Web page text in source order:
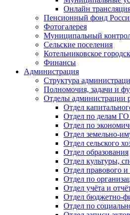
Онлайн
Пенсионный фонд
Фотогалерея
Муниципальный
Сельские поселения
Котельниковское
Финансы
Администрация
Структура
Полномочия, задачи и
Отделы администрации
Отдел
Отдел по делам
Отдел по
Отдел земельно-
Отдел сельского
Отдел образования
Отдел культуры,
Отдел правового и
Отдел по
Отдел учёта и
Отдел бюджетно-
Отдел по